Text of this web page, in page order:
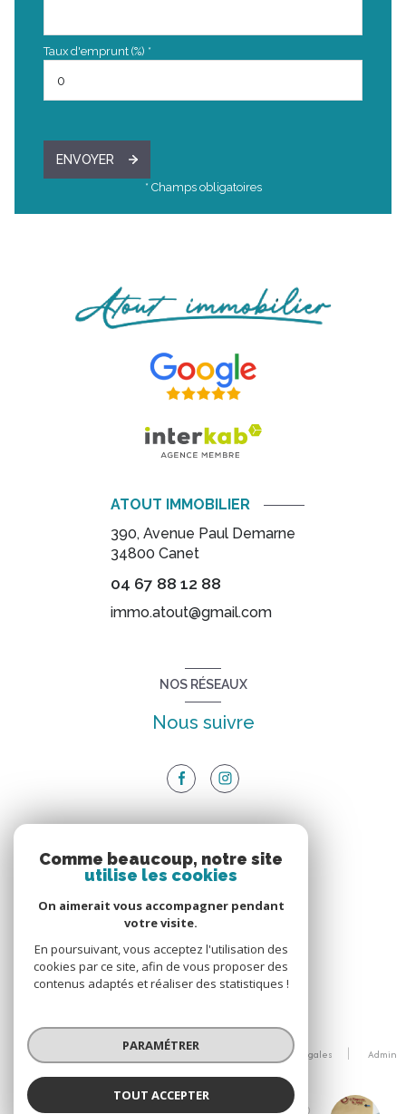
Taux d'emprunt (%) *
ENVOYER
* Champs obligatoires
ATOUT IMMOBILIER
390, Avenue Paul Demarne
34800 Canet
04 67 88 12 88
immo.atout@gmail.com
NOS RÉSEAUX
Nous suivre
Nous adhérons
© 2026 | Tous droits réservés
Nos partenaires Mentions légales
Admin
Comme beaucoup, notre site
utilise les cookies
On aimerait vous accompagner pendant
votre visite.
En poursuivant, vous acceptez l'utilisation des
cookies par ce site, afin de vous proposer des
contenus adaptés et réaliser des statistiques !
PARAMÉTRER
TOUT ACCEPTER